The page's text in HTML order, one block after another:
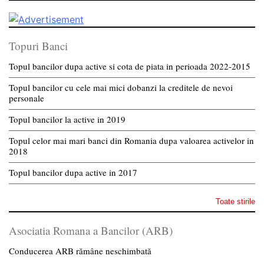
Topuri Banci
Topul bancilor dupa active si cota de piata in perioada 2022-2015
Topul bancilor cu cele mai mici dobanzi la creditele de nevoi
personale
Topul bancilor la active in 2019
Topul celor mai mari banci din Romania dupa valoarea activelor in
2018
Topul bancilor dupa active in 2017
Toate stirile
Asociatia Romana a Bancilor (ARB)
Conducerea ARB rămâne neschimbată